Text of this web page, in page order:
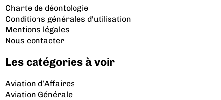
Charte de déontologie
Conditions générales d'utilisation
Mentions légales
Nous contacter
Les catégories à voir
Aviation d’Affaires
Aviation Générale